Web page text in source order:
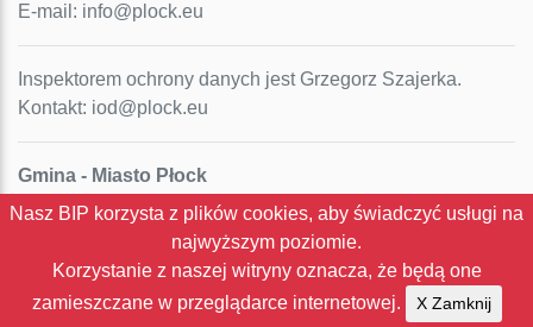
E-mail: info@plock.eu
Inspektorem ochrony danych jest Grzegorz Szajerka.
Kontakt: iod@plock.eu
Gmina - Miasto Płock
Pl. Stary Rynek 1
NIP: 774-31-35-712
Nasz BIP korzysta z plików cookies, aby świadczyć usługi na
najwyższym poziomie.
Korzystanie z naszej witryny oznacza, że będą one
zamieszczane w przeglądarce internetowej.
X Zamknij